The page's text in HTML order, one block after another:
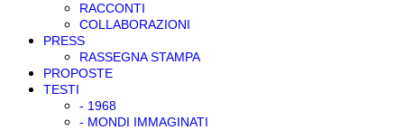
RACCONTI
COLLABORAZIONI
PRESS
RASSEGNA STAMPA
PROPOSTE
TESTI
- 1968
- MONDI IMMAGINATI